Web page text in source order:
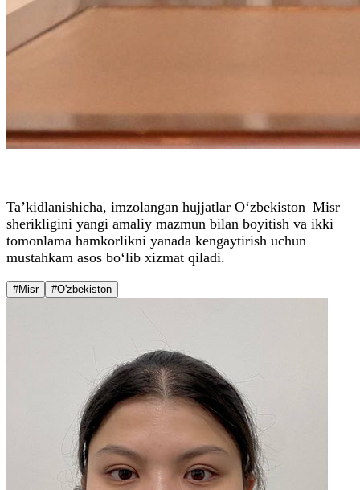
Ta’kidlanishicha, imzolangan hujjatlar O‘zbekiston–Misr
sherikligini yangi amaliy mazmun bilan boyitish va ikki
tomonlama hamkorlikni yanada kengaytirish uchun
mustahkam asos bo‘lib xizmat qiladi.
#Misr #O'zbekiston